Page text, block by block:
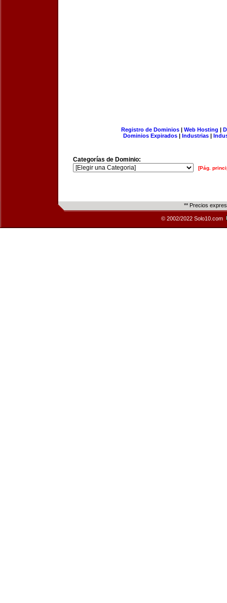
Registro de Dominios| Web Hosting |
Dominios Expirados | Industrias |
Categorías de Dominio:
[Pág.
** Precios
© 2002/2022 Solo10.com